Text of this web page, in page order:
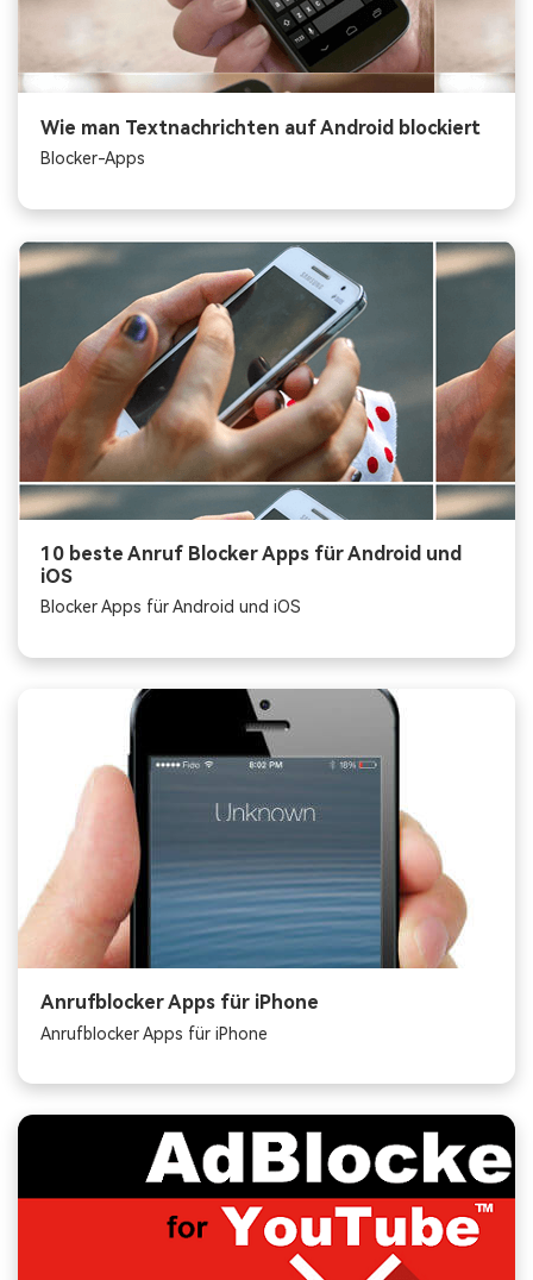
Wie man Textnachrichten auf Android blockiert
Blocker-Apps
10 beste Anruf Blocker Apps für Android und
iOS
Blocker Apps für Android und iOS
Anrufblocker Apps für iPhone
Anrufblocker Apps für iPhone